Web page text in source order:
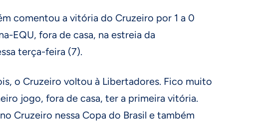
comentou a vitória do Cruzeiro por 1 a 0
EQU, fora de casa, na estreia da
terça-feira (7).
o Cruzeiro voltou à Libertadores. Fico muito
jogo, fora de casa, ter a primeira vitória.
Cruzeiro nessa Copa do Brasil e também